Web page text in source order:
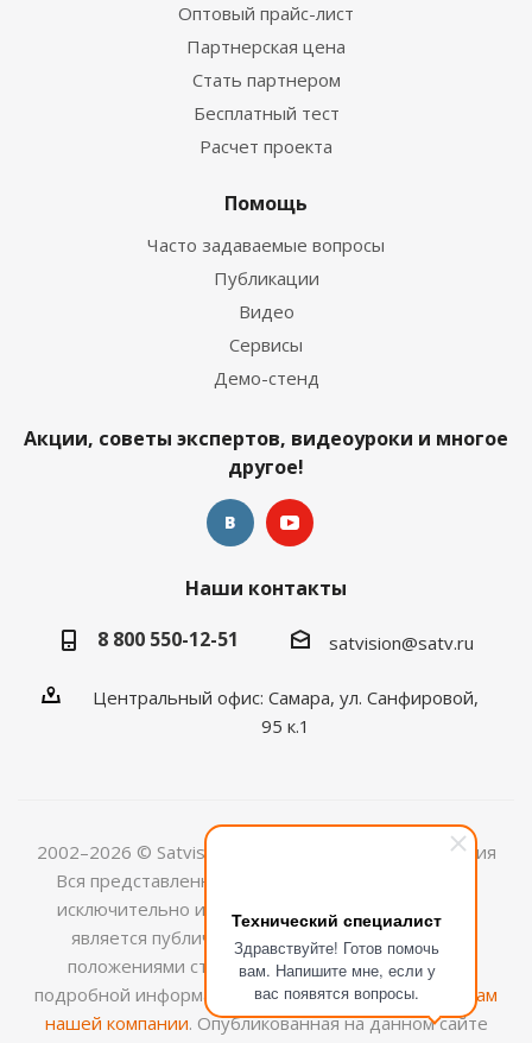
Технический специалист
Здравствуйте! Готов помочь
вам. Напишите мне, если у
вас появятся вопросы.
Оптовый прайс-лист
Партнерская цена
Стать партнером
Бесплатный тест
Расчет проекта
Помощь
Часто задаваемые вопросы
Публикации
Видео
Сервисы
Демо-стенд
Акции, советы экспертов, видеоуроки и многое
другое!
Наши контакты
8 800 550-12-51
satvision@satv.ru
Центральный офис: Самара, ул. Санфировой,
95 к.1
2002–2026 © Satvision — системы видеонаблюдения
Вся представленная на сайте информация носит
исключительно информационный характер и не
является публичной офертой, определяемой
положениями ст.437 (2) ГК РФ. Для получения
подробной информации обращайтесь кменеджерам
нашей компании. Опубликованная на данном сайте